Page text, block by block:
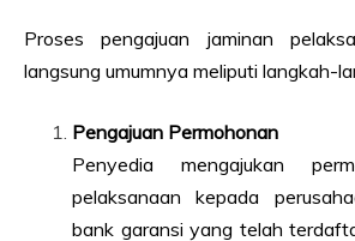
Proses pengajuan jaminan
langsung umumnya meliputi langkah-
Pengajuan Permohonan
Penyedia mengajukan
pelaksanaan kepada
bank garansi yang telah